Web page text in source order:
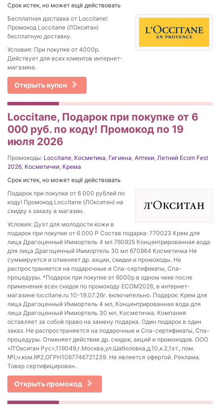
Срок истек, но может ещё действовать
Бесплатная доставка от Loccitane!
Промокод Loccitane (ЛОкситан)
бесплатную доставку.
Условия: При покупке от 4000р.
Действует для всех клиентов интернет-
магазина.
Открыть купон
Loccitane, Подарок при покупке от 6
000 руб. по коду! Промокод по 19
июля 2026
Промокоды: Loccitane, Косметика, Гигиена, Аптеки, Летний Ecom Fest
2026, Косметички, Крема
Срок истек, но может ещё действовать
Подарок при покупке от 6 000 рублей по
коду! Промокод Loccitane (ЛОкситан) на
скидку к заказу в магазин.
Условия: Дуэт для молодости кожи в
подарок при покупке от 6 000 Р Состав подарка: 770023 Крем для
лица Драгоценный Иммортель 4 мл 760925 Концентрированная вода
для лица Драгоценный Иммортель 30 мл 670964 Косметичка Не
суммируется и отменяет др. акции, скидки и промокоды. Не
распространяется на подарочные и Спа-сертификаты, Спа-
процедуры. *Подарок при покупке от 6000р в одном чеке после
применения всех скидок по промокоду ECOM2026, в интернет-
магазине loccitane.ru 10-19.07.26г. включительно. Подарок: Крем для
лица Драгоценный Иммортель 4 мл, Концентрированная вода для
лица Драгоценный Иммортель 30 мл, Косметичка. Компания
оставляет за собой право на замену подарка. Один подарок в один
заказ. Не распространяется на подарочные и Спа-сертификаты, Спа-
процедуры. Отменяет действие др. скидок, акций и промокодов. ООО
«Л’Окситан Рус»,119049,г.Москва,ул.Шаболовка,д.10,к.2,1эт., пом.
№I,ч.ком.№2,ОГРН1067746721239. Не является офертой. Реклама.
Товар сертифицирован.
Открыть промокод